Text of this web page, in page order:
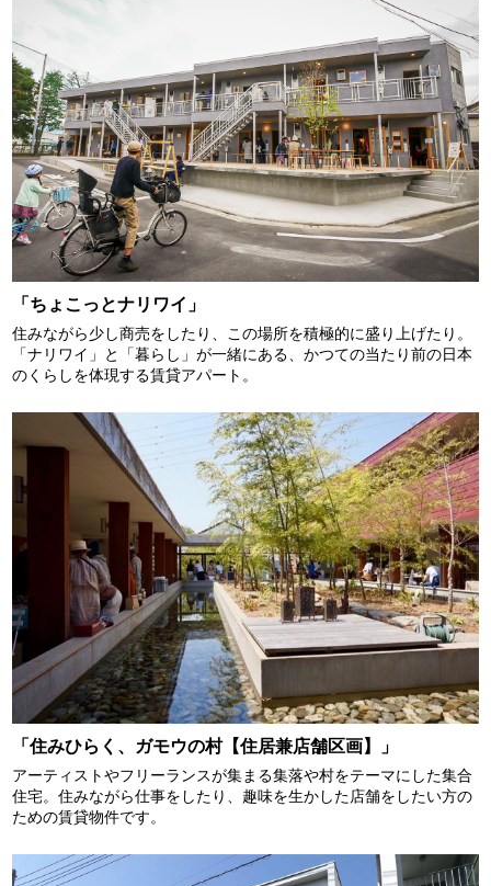
「ちょこっとナリワイ」
住みながら少し商売をしたり、この場所を積極的に盛り上げたり。
「ナリワイ」と「暮らし」が一緒にある、かつての当たり前の日本
のくらしを体現する賃貸アパート。
「住みひらく、ガモウの村【住居兼店舗区画】」
アーティストやフリーランスが集まる集落や村をテーマにした集合
住宅。住みながら仕事をしたり、趣味を生かした店舗をしたい方の
ための賃貸物件です。